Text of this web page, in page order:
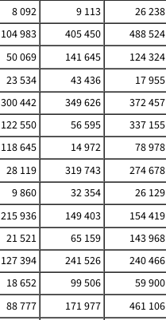
8 092 9 113 26 238
104 983 405 450 488 524
50 069 141 645 124 324
23 534 43 436 17 955
300 442 349 626 372 457
122 550 56 595 337 155
118 645 14 972 78 978
28 119 319 743 274 678
9 860 32 354 26 129
215 936 149 403 154 419
21 521 65 159 143 968
127 394 241 526 240 466
18 652 99 506 59 900
88 777 171 977 461 106